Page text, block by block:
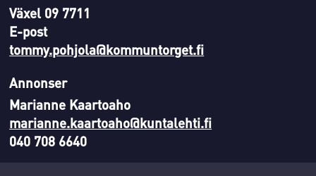
Växel 09 7711
E-post
tommy.pohjola@kommuntorget.fi
Annonser
Marianne Kaartoaho
marianne.kaartoaho@kuntalehti.fi
040 708 6640